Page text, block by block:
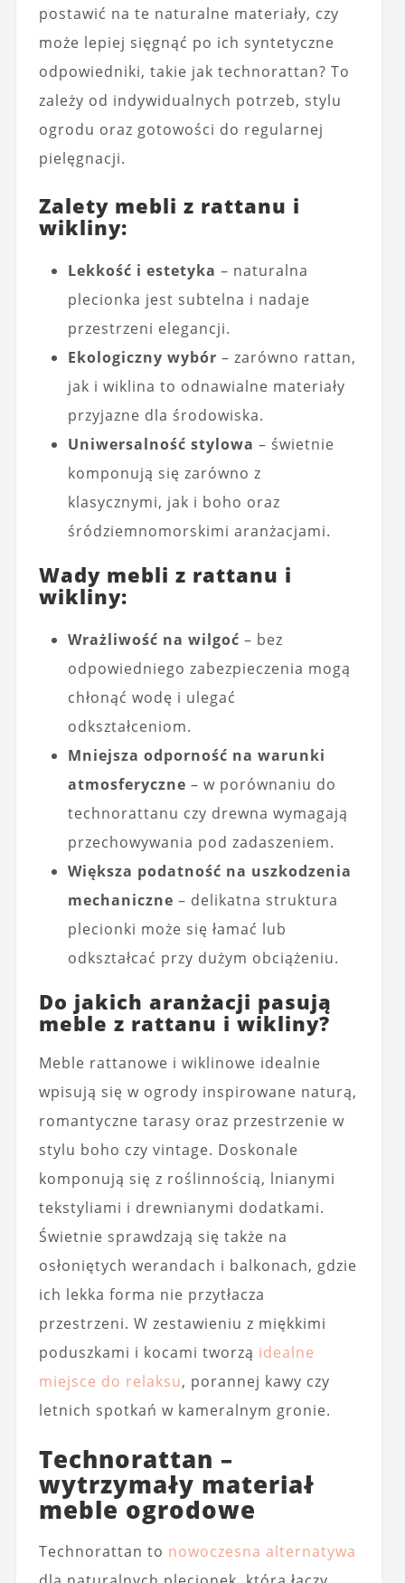
postawić na te naturalne materiały, czy
może lepiej sięgnąć po ich syntetyczne
odpowiedniki, takie jak technorattan? To
zależy od indywidualnych potrzeb, stylu
ogrodu oraz gotowości do regularnej
pielęgnacji.
Zalety mebli z rattanu i
wikliny:
Lekkość i estetyka – naturalna
plecionka jest subtelna i nadaje
przestrzeni elegancji.
Ekologiczny wybór – zarówno rattan,
jak i wiklina to odnawialne materiały
przyjazne dla środowiska.
Uniwersalność stylowa – świetnie
komponują się zarówno z
klasycznymi, jak i boho oraz
śródziemnomorskimi aranżacjami.
Wady mebli z rattanu i
wikliny:
Wrażliwość na wilgoć – bez
odpowiedniego zabezpieczenia mogą
chłonąć wodę i ulegać
odkształceniom.
Mniejsza odporność na warunki
atmosferyczne – w porównaniu do
technorattanu czy drewna wymagają
przechowywania pod zadaszeniem.
Większa podatność na uszkodzenia
mechaniczne – delikatna struktura
plecionki może się łamać lub
odkształcać przy dużym obciążeniu.
Do jakich aranżacji pasują
meble z rattanu i wikliny?
Meble rattanowe i wiklinowe idealnie
wpisują się w ogrody inspirowane naturą,
romantyczne tarasy oraz przestrzenie w
stylu boho czy vintage. Doskonale
komponują się z roślinnością, lnianymi
tekstyliami i drewnianymi dodatkami.
Świetnie sprawdzają się także na
osłoniętych werandach i balkonach, gdzie
ich lekka forma nie przytłacza
przestrzeni. W zestawieniu z miękkimi
poduszkami i kocami tworzą idealne
miejsce do relaksu, porannej kawy czy
letnich spotkań w kameralnym gronie.
Technorattan –
wytrzymały materiał
meble ogrodowe
Technorattan to nowoczesna alternatywa